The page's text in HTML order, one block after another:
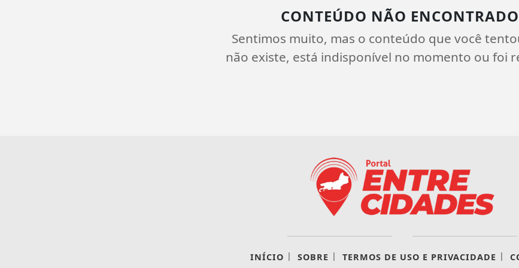
CONTEÚDO NÃO
Sentimos muito, mas o conteúdo que você
não existe, está indisponível no momento ou foi
INÍCIO | SOBRE | TERMOS DE USO E PRIVACIDADE |